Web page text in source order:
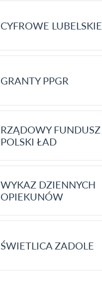
CYFROWE LUBELSKIE
GRANTY PPGR
RZĄDOWY FUNDUSZ
POLSKI ŁAD
WYKAZ DZIENNYCH
OPIEKUNÓW
ŚWIETLICA ZADOLE